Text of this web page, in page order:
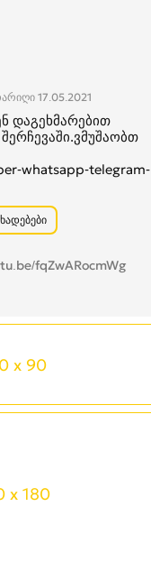
17.05.2021
დაგეხმარებით
whatsapp-telegram-
fqZwARocmWg
x 90
x 180